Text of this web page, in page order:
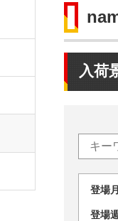
入荷
登
登